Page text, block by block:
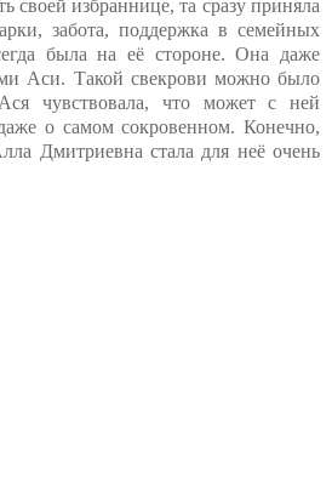
своей избраннице, та сразу приняла
забота, поддержка в семейных
была на её стороне. Она даже
Аси. Такой свекрови можно было
Ася чувствовала, что может с ней
о самом сокровенном. Конечно,
Дмитриевна стала для неё очень